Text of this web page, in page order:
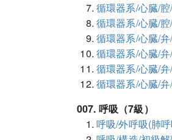
循環器系/心臓/
循環器系/心臓/
循環器系/心臓/
循環器系/心臓/
循環器系/心臓/
循環器系/心臓/
007. 呼吸（7級）
呼吸/外呼吸(肺